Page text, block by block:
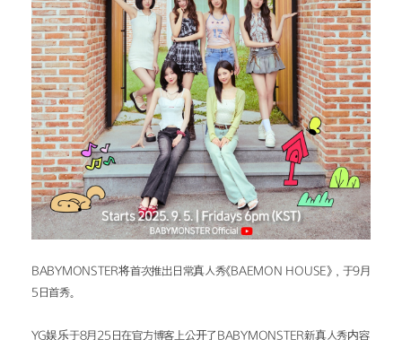
BABYMONSTER将首次推出日常真人秀《BAEMON HOUSE》，于9月
5日首秀。
YG娱乐于8月25日在官方博客上公开了BABYMONSTER新真人秀内容